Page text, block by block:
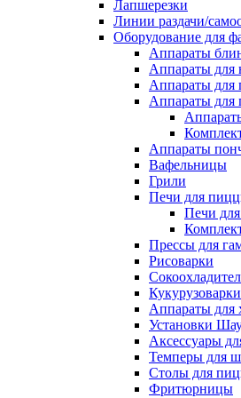
Лапшерезки
Линии раздачи/
Оборудование для
Аппараты
Аппараты для
Аппараты для
Аппараты для
Аппараты
Вафельницы
Грили
Печи для
Печи
Прессы для
Рисоварки
Кукурузоварки
Аппараты для
Установки
Аксессуары
Темперы для
Столы для
Фритюрницы